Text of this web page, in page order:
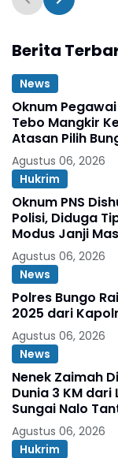
Berita
News
Oknum
Tebo Mangkir
Atasan Pilih
Agustus 06, 2026
Hukrim
Oknum PNS
Polisi, Diduga
Modus Janji
Agustus 06, 2026
News
Polres Bungo
2025 dari
Agustus 06, 2026
News
Nenek Zaimah
Dunia 3 KM dari
Sungai Nalo
Agustus 06, 2026
Hukrim